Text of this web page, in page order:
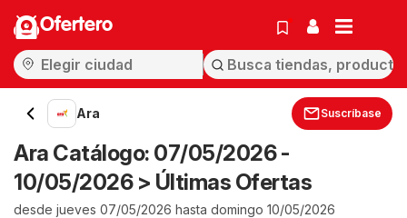
Ofertero
Ara Suscríbase
Ara Catálogo: 07/05/2026 -
10/05/2026 > Últimas Ofertas
desde jueves 07/05/2026 hasta domingo 10/05/2026